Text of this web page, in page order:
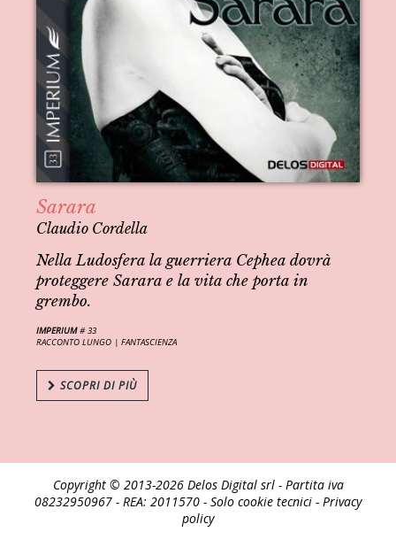
Sarara
Claudio Cordella
Nella Ludosfera la guerriera Cephea dovrà
proteggere Sarara e la vita che porta in
grembo.
IMPERIUM# 33
RACCONTO LUNGO |FANTASCIENZA
SCOPRI DI PIÙ
Copyright © 2013-2026 Delos Digital srl - Partita iva
08232950967 - REA: 2011570 - Solo cookie tecnici - Privacy
policy